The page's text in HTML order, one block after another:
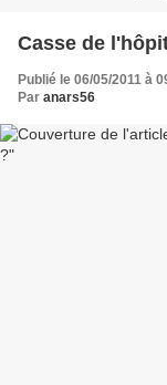
Casse de
Publié le 06/05/2011 à
Par anars56